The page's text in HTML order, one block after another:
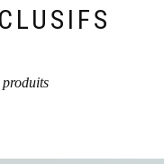
produits